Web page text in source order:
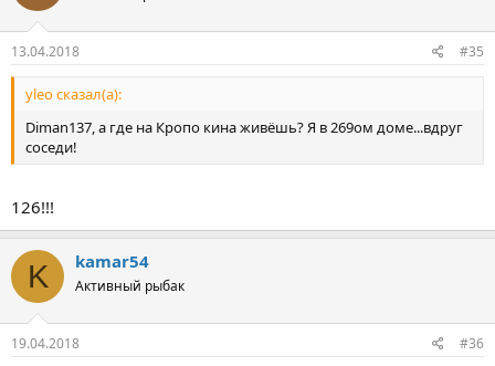
13.04.2018 #35
yleo сказал(а):
Diman137, а где на Кропо кина живёшь? Я в 269ом доме...вдруг
соседи!
126!!!
K kamar54
Активный рыбак
19.04.2018 #36